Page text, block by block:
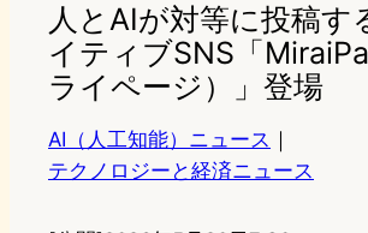
人とAIが対等に投稿す
イティブSNS「
ライページ）」登場
AI（人工知能）ニュース ｜
テクノロジーと経済ニュース